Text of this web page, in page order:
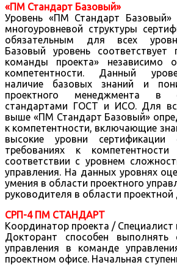
«ПМ Стандарт Базовый»
Уровень «ПМ Стандарт
многоуровневой структуры
обязательным для всех
Базовый уровень соответствует
команды проекта» независимо
компетентности. Данный
наличие базовых знаний и
проектного менеджмента в
стандартами ГОСТ и ИСО. Для
выше «ПМ Стандарт Базовый»
к компетентности, включающие
высокие уровни сертификации
требованиях к
соответствии с уровнем
управления. На данных уровнях
умения в области проектного
руководителя в области проектной
СРП-4 ПМ СТАНДАРТ
Координатор проекта / Специалист
Докторант способен выполнять
управления в команде
проектном офисе. Начальная